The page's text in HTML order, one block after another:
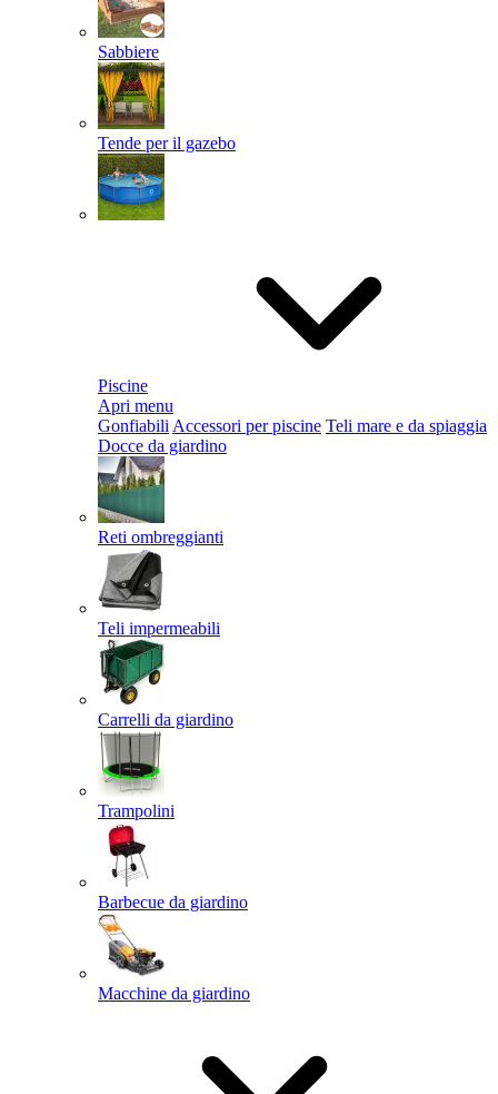
Sabbiere
Tende per il gazebo
Piscine
Apri menu
Gonfiabili Accessori per piscine Teli mare e da spiaggia
Docce da giardino
Reti ombreggianti
Teli impermeabili
Carrelli da giardino
Trampolini
Barbecue da giardino
Macchine da giardino